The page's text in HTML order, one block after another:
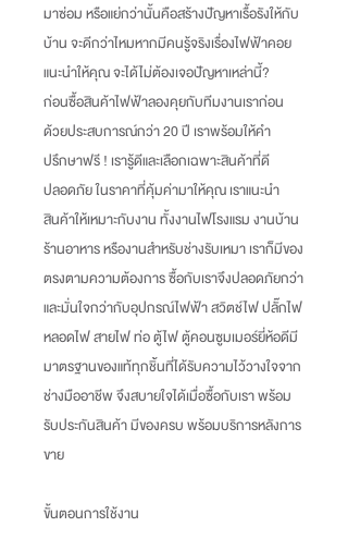
มาซ่อม หรือแย่กว่านั้นคือสร้างปัญหาเรื้อรังให้กับ
บ้าน จะดีกว่าไหมหากมีคนรู้จริงเรื่องไฟฟ้าคอย
แนะนำให้คุณ จะได้ไม่ต้องเจอปัญหาเหล่านี้?
ก่อนซื้อสินค้าไฟฟ้าลองคุยกับทีมงานเราก่อน
ด้วยประสบการณ์กว่า20ปี เราพร้อมให้คำ
ปรึกษาฟรี! เรารู้ดีและเลือกเฉพาะสินค้าที่ดี
ปลอดภัย ในราคาที่คุ้มค่ามาให้คุณ เราแนะนำ
สินค้าให้เหมาะกับงาน ทั้งงานไฟโรงแรม งานบ้าน
ร้านอาหาร หรืองานสำหรับช่างรับเหมา เราก็มีของ
ตรงตามความต้องการ ซื้อกับเราจึงปลอดภัยกว่า
และมั่นใจกว่ากับอุปกรณ์ไฟฟ้า สวิตช์ไฟ ปลั๊กไฟ
หลอดไฟ สายไฟ ท่อ ตู้ไฟ ตู้คอนซูมเมอร์ยี่ห้อดีมี
มาตรฐานของแท้ทุกชิ้นที่ได้รับความไว้วางใจจาก
ช่างมืออาชีพ จึงสบายใจได้เมื่อซื้อกับเรา พร้อม
รับประกันสินค้า มีของครบ พร้อมบริการหลังการ
ขาย
ขั้นตอนการใช้งาน